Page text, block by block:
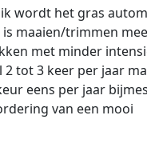
wordt het gras
maaien/trimmen
met minder
2 tot 3 keer per jaar
eens per jaar
van een mooi